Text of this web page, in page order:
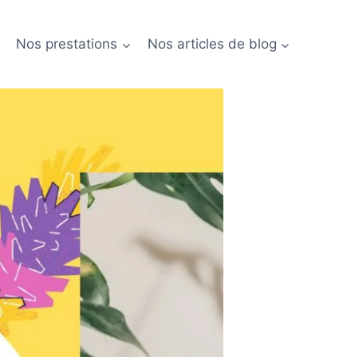
Nos prestations Nos articles de blog